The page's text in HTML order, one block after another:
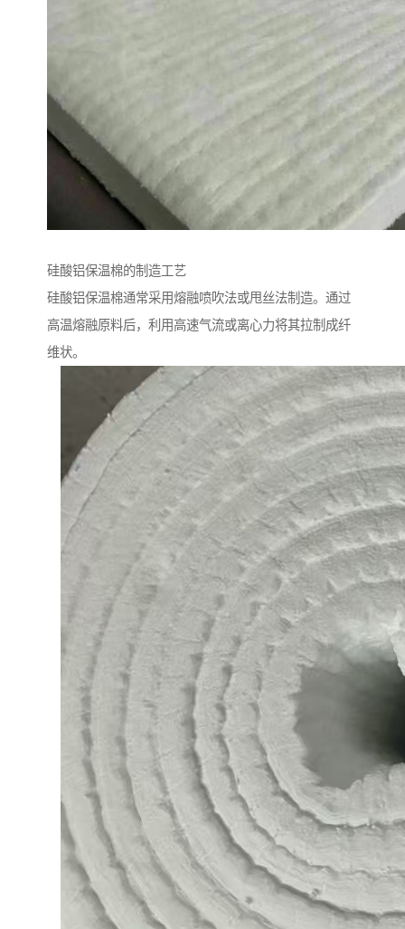
硅酸铝保温棉的制造工艺
硅酸铝保温棉通常采用熔融喷吹法或甩丝法制造。通过
高温熔融原料后，利用高速气流或离心力将其拉制成纤
维状。